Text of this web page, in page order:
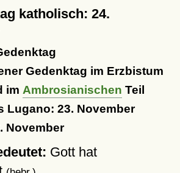
katholisch: 24.
Gedenktag im Erzbistum
im Ambrosianischen Teil
Lugano: 23. November
November
Gott hat